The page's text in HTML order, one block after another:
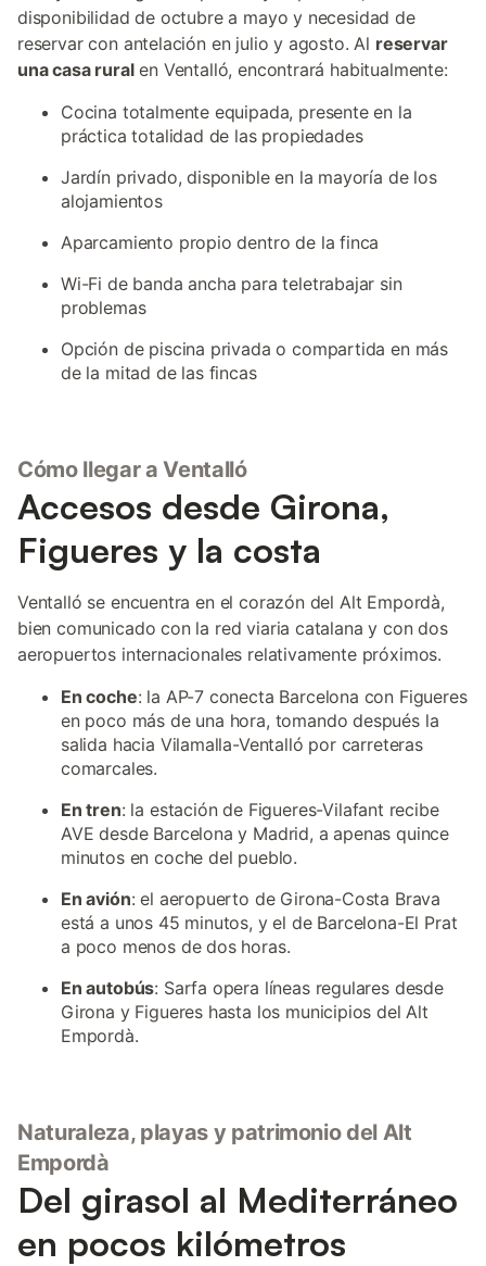
disponibilidad de octubre a mayo y necesidad de
reservar con antelación en julio y agosto. Al reservar
una casa ruralen Ventalló, encontrará habitualmente:
Cocina totalmente equipada, presente en la
práctica totalidad de las propiedades
Jardín privado, disponible en la mayoría de los
alojamientos
Aparcamiento propio dentro de la finca
Wi-Fi de banda ancha para teletrabajar sin
problemas
Opción de piscina privada o compartida en más
de la mitad de las fincas
Cómo llegar a Ventalló
Accesos desde Girona,
Figueres y la costa
Ventalló se encuentra en el corazón del Alt Empordà,
bien comunicado con la red viaria catalana y con dos
aeropuertos internacionales relativamente próximos.
En coche: la AP-7 conecta Barcelona con Figueres
en poco más de una hora, tomando después la
salida hacia Vilamalla-Ventalló por carreteras
comarcales.
En tren: la estación de Figueres-Vilafant recibe
AVE desde Barcelona y Madrid, a apenas quince
minutos en coche del pueblo.
En avión: el aeropuerto de Girona-Costa Brava
está a unos 45 minutos, y el de Barcelona-El Prat
a poco menos de dos horas.
En autobús: Sarfa opera líneas regulares desde
Girona y Figueres hasta los municipios del Alt
Empordà.
Naturaleza, playas y patrimonio del Alt
Empordà
Del girasol al Mediterráneo
en pocos kilómetros